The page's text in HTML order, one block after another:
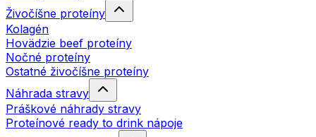
Živočíšne proteíny
Kolagén
Hovädzie beef proteíny
Nočné proteíny
Ostatné živočíšne proteíny
Náhrada stravy
Práškové náhrady stravy
Proteínové ready to drink nápoje